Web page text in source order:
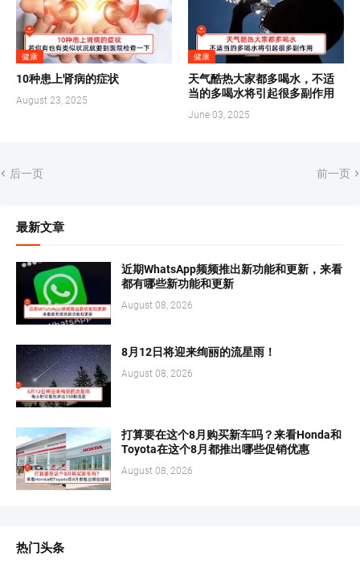
健康
10种患上肾病的症状
August 23, 2025
健康
天气酷热大家都多喝水，不适
当的多喝水将引起很多副作用
June 03, 2025
后一页 前一页
最新文章
近期WhatsApp频频推出新功能和更新，来看
都有哪些新功能和更新
August 08, 2026
8月12日将迎来绚丽的流星雨！
August 08, 2026
打算要在这个8月购买新车吗？来看Honda和
Toyota在这个8月都推出哪些促销优惠
August 08, 2026
热门头条